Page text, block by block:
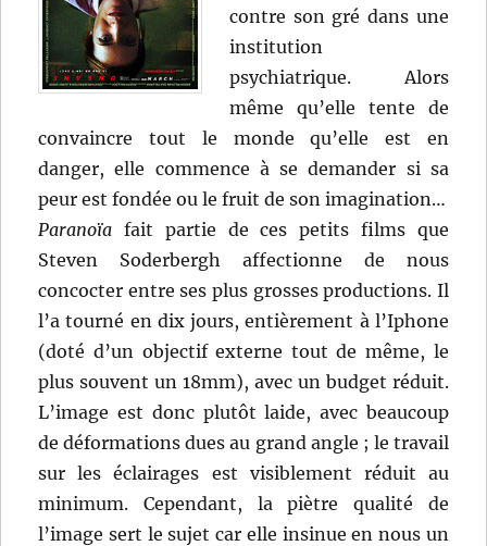
contre son gré dans une
institution
psychiatrique. Alors
même qu’elle tente de
convaincre tout le monde qu’elle est en
danger, elle commence à se demander si sa
peur est fondée ou le fruit de son imagination…
Paranoïa fait partie de ces petits films que
Steven Soderbergh affectionne de nous
concocter entre ses plus grosses productions. Il
l’a tourné en dix jours, entièrement à l’Iphone
(doté d’un objectif externe tout de même, le
plus souvent un 18mm), avec un budget réduit.
L’image est donc plutôt laide, avec beaucoup
de déformations dues au grand angle ; le travail
sur les éclairages est visiblement réduit au
minimum. Cependant, la piètre qualité de
l’image sert le sujet car elle insinue en nous un